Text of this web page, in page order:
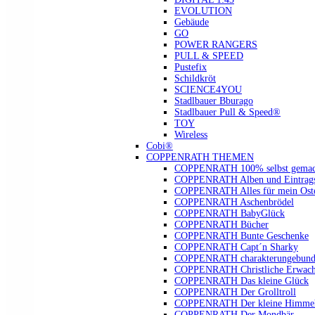
EVOLUTION
Gebäude
GO
POWER RANGERS
PULL & SPEED
Pustefix
Schildkröt
SCIENCE4YOU
Stadlbauer Bburago
Stadlbauer Pull & Speed®
TOY
Wireless
Cobi®
COPPENRATH THEMEN
COPPENRATH 100% selbst
COPPENRATH Alben und
COPPENRATH Alles für mein
COPPENRATH Aschenbrödel
COPPENRATH BabyGlück
COPPENRATH Bücher
COPPENRATH Bunte Geschenke
COPPENRATH Capt´n Sharky
COPPENRATH
COPPENRATH Christliche
COPPENRATH Das kleine Glück
COPPENRATH Der Grolltroll
COPPENRATH Der kleine